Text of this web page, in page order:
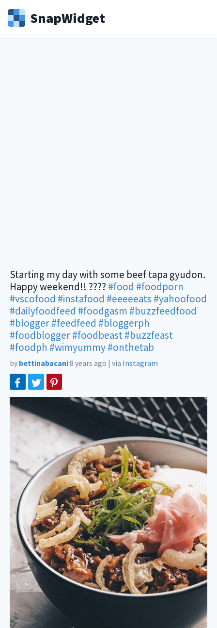
SnapWidget
Starting my day with some beef tapa gyudon.
Happy weekend!! ???? #food #foodporn
#vscofood #instafood #eeeeeats #yahoofood
#dailyfoodfeed #foodgasm #buzzfeedfood
#blogger#feedfeed #bloggerph
#foodblogger#foodbeast#buzzfeast
#foodph #wimyummy#onthetab
by bettinabacani8 years ago | via Instagram